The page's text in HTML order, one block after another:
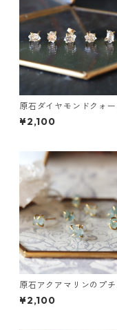
原石ダイヤモンドクォー
プチピアス（一粒/片方）
¥2,100
原石アクアマリンのプ
ス（一粒/片方）
¥2,100